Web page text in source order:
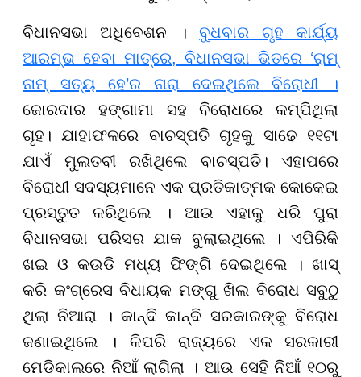
ବିଧାନସଭା ଅଧିବେଶନ ।ବୁଧବାର ଗୃହ କାର୍ଯ୍ୟ
ଆରମ୍ଭ ହେବା ମାତ୍ରେ, ବିଧାନସଭା ଭିତରେ ‘ରାମ୍
ନାମ୍ ସତ୍ୟ ହେ’ର ନାରା ଦେଇଥିଲେ ବିରୋଧୀ ।
ଜୋରଦାର ହଙ୍ଗାମା ସହ ବିରୋଧରେ କମ୍ପିଥିଲା
ଗୃହ। ଯାହାଫଳରେ ବାଚସ୍ପତି ଗୃହକୁ ସାଢେ ୧୧ଟା
ଯାଏଁ ମୁଲତବୀ ରଖିଥିଲେ ବାଚସ୍ପତି। ଏହାପରେ
ବିରୋଧୀ ସଦସ୍ୟମାନେ ଏକ ପ୍ରତିକାତ୍ମକ କୋକେଇ
ପ୍ରସ୍ତୁତ କରିଥିଲେ । ଆଉ ଏହାକୁ ଧରି ପୁରା
ବିଧାନସଭା ପରିସର ଯାକ ବୁଲାଇଥିଲେ । ଏପିରିକି
ଖଇ ଓ କଉଡି ମଧ୍ୟ ଫିଙ୍ଗି ଦେଇଥିଲେ । ଖାସ୍
କରି କଂଗ୍ରେସ ବିଧାୟକ ମଙ୍ଗୁ ଖିଲ ବିରୋଧ ସବୁଠୁ
ଥିଲା ନିଆରା । କାନ୍ଦି କାନ୍ଦି ସରକାରଙ୍କୁ ବିରୋଧ
ଜଣାଇଥିଲେ । କିପରି ରାଜ୍ୟରେ ଏକ ସରକାରୀ
ମେଡିକାଲରେ ନିଆଁ ଲାଗିଲା । ଆଉ ସେହି ନିଆଁ ୧୦ରୁ